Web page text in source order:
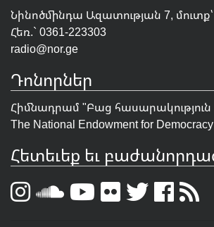
Նինոծմինդա Ազատության 7, մուտք՝
Հեռ.` 0361-223303
radio@nor.ge
Դոնորներ
Հիմնադրամ "Բաց
The National Endowment for
Հետեւեք եւ